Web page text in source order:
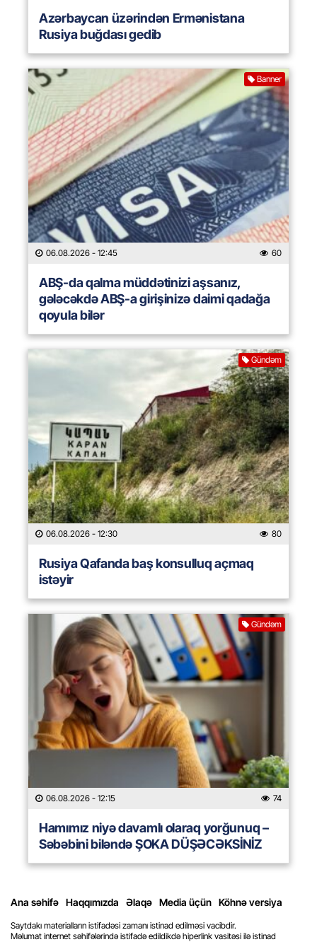
Azərbaycan üzərindən Ermənistana
Rusiya buğdası gedib
Banner
06.08.2026 - 12:45 60
ABŞ-da qalma müddətinizi aşsanız,
gələcəkdə ABŞ-a girişinizə daimi qadağa
qoyula bilər
Gündəm
06.08.2026 - 12:30 80
Rusiya Qafanda baş konsulluq açmaq
istəyir
Gündəm
06.08.2026 - 12:15 74
Hamımız niyə davamlı olaraq yorğunuq –
Səbəbini biləndə ŞOKA DÜŞƏCƏKSİNİZ
Ana səhifə Haqqımızda Əlaqə Media üçün Köhnə versiya
Saytdakı materialların istifadəsi zamanı istinad edilməsi vacibdir.
Məlumat internet səhifələrində istifadə edildikdə hiperlink vasitəsi ilə istinad